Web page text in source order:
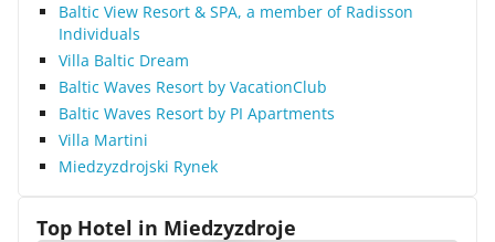
Baltic View Resort & SPA, a member of Radisson
Individuals
Villa Baltic Dream
Baltic Waves Resort by VacationClub
Baltic Waves Resort by PI Apartments
Villa Martini
Miedzyzdrojski Rynek
Top Hotel in Miedzyzdroje